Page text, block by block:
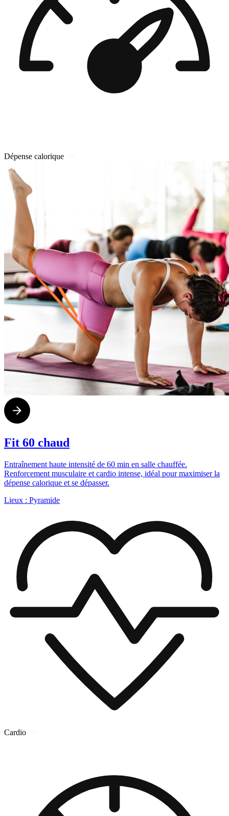
Dépense calorique
Fit 60 chaud
Entraînement haute intensité de 60 min en salle chauffée.
Renforcement musculaire et cardio intense, idéal pour maximiser la
dépense calorique et se dépasser.
Lieux : Pyramide
Cardio